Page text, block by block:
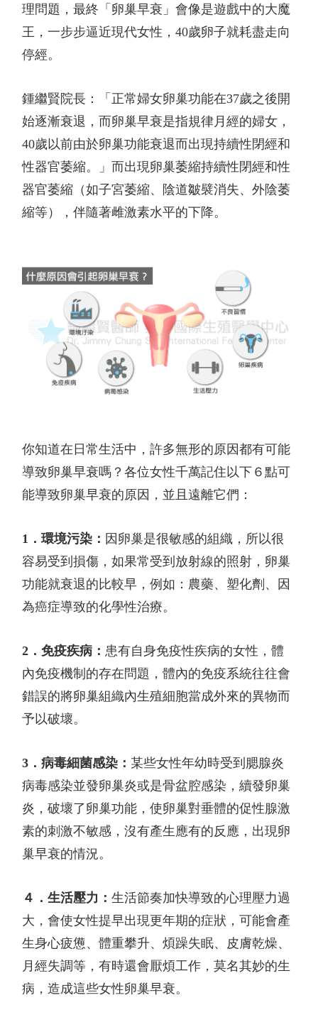
理問題，最終「卵巢早衰」會像是遊戲中的大魔
王，一步步逼近現代女性，40歲卵子就耗盡走向
停經。
鍾繼賢院長：「正常婦女卵巢功能在37歲之後開
始逐漸衰退，而卵巢早衰是指規律月經的婦女，
40歲以前由於卵巢功能衰退而出現持續性閉經和
性器官萎縮。」而出現卵巢萎縮持續性閉經和性
器官萎縮（如子宮萎縮、陰道皺襞消失、外陰萎
縮等），伴隨著雌激素水平的下降。
你知道在日常生活中，許多無形的原因都有可能
導致卵巢早衰嗎？各位女性千萬記住以下６點可
能導致卵巢早衰的原因，並且遠離它們：
1 ．環境污染： 因卵巢是很敏感的組織，所以很
容易受到損傷，如果常受到放射線的照射，卵巢
功能就衰退的比較早，例如：農藥、塑化劑、因
為癌症導致的化學性治療。
2 ．免疫疾病： 患有自身免疫性疾病的女性，體
內免疫機制的存在問題，體內的免疫系統往往會
錯誤的將卵巢組織內生殖細胞當成外來的異物而
予以破壞。
3 ．病毒細菌感染： 某些女性年幼時受到腮腺炎
病毒感染並發卵巢炎或是骨盆腔感染，續發卵巢
炎，破壞了卵巢功能，使卵巢對垂體的促性腺激
素的刺激不敏感，沒有產生應有的反應，出現卵
巢早衰的情況。
４．生活壓力：生活節奏加快導致的心理壓力過
大，會使女性提早出現更年期的症狀，可能會產
生身心疲憊、體重攀升、煩躁失眠、皮膚乾燥、
月經失調等，有時還會厭煩工作，莫名其妙的生
病，造成這些女性卵巢早衰。